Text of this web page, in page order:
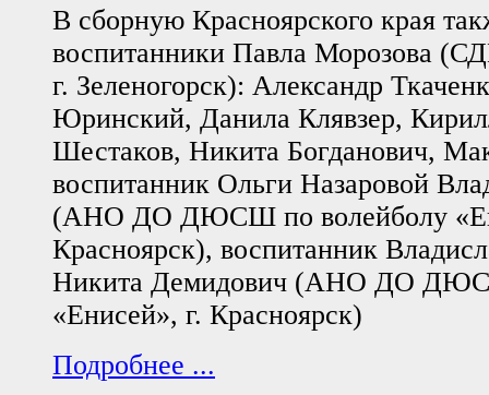
В сборную Красноярского края
воспитанники Павла Морозова
г. Зеленогорск): Александр
Юринский, Данила Клявзер,
Шестаков, Никита Богданович,
воспитанник Ольги Назаровой
(АНО ДО ДЮСШ по волейболу
Красноярск), воспитанник
Никита Демидович (АНО ДО
«Енисей», г. Красноярск)
Подробнее ...